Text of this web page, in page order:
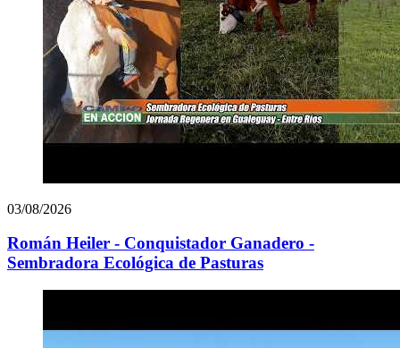
03/08/2026
Román Heiler - Conquistador Ganadero -
Sembradora Ecológica de Pasturas